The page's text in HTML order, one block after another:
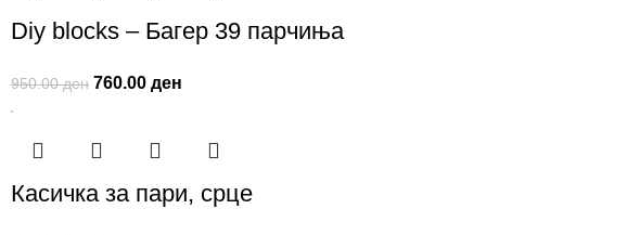
Diy blocks – Багер 39 парчиња
950.00ден 760.00ден
Касичка за пари, срце